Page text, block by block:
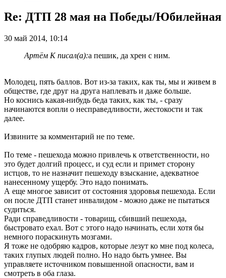
Re: ДТП 28 мая на Победы/Юбилейная
30 май 2014, 10:14
Артём К писал(а):а пешик, да хрен с ним.
Молодец, пять баллов. Вот из-за таких, как ты, мы и живем в
обществе, где друг на друга наплевать и даже больше.
Но коснись какая-нибудь беда таких, как ты, - сразу
начинаются вопли о несправедливости, жестокости и так
далее.
Извините за комментарий не по теме.
По теме - пешехода можно привлечь к ответственности, но
это будет долгий процесс, и суд если и примет сторону
истцов, то не назначит пешеходу взыскание, адекватное
нанесенному ущербу. Это надо понимать.
А еще многое зависит от состояния здоровья пешехода. Если
он после ДТП станет инвалидом - можно даже не пытаться
судиться.
Ради справедливости - товарищ, сбивший пешехода,
быстровато ехал. Вот с этого надо начинать, если хотя бы
немного пораскинуть мозгами.
Я тоже не одобряю кадров, которые лезут ко мне под колеса,
таких глупых людей полно. Но надо быть умнее. Вы
управляете источником повышенной опасности, вам и
смотреть в оба глаза.